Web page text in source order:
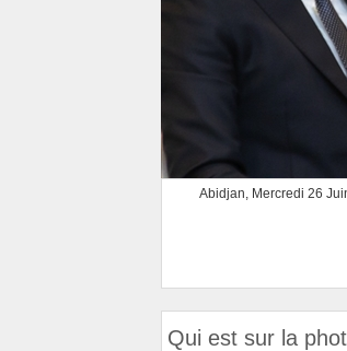
Abidjan, Mercredi 26
Qui est sur la